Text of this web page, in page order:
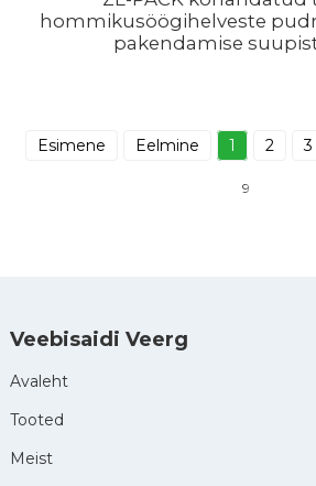
hommikusöögihelveste
pakendamise
Esimene Eelmine 1 2 3
9
Veebisaidi Veerg
Avaleht
Tooted
Meist